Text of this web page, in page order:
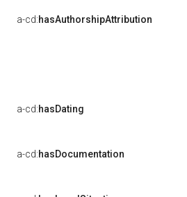
a-cd:hasAuthorshipAttribution
a-cd:hasDating
a-cd:hasDocumentation